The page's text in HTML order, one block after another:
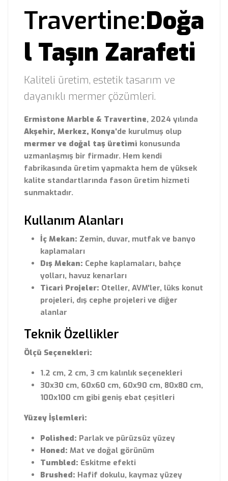
Travertine:Doğa
l Taşın Zarafeti
Kaliteli üretim, estetik tasarım ve
dayanıklı mermer çözümleri.
Ermistone Marble & Travertine, 2024 yılında
Akşehir, Merkez, Konya'de kurulmuş olup
mermer ve doğal taş üretimi konusunda
uzmanlaşmış bir firmadır. Hem kendi
fabrikasında üretim yapmakta hem de yüksek
kalite standartlarında fason üretim hizmeti
sunmaktadır.
Kullanım Alanları
İç Mekan: Zemin, duvar, mutfak ve banyo
kaplamaları
Dış Mekan: Cephe kaplamaları, bahçe
yolları, havuz kenarları
Ticari Projeler: Oteller, AVM'ler, lüks konut
projeleri, dış cephe projeleri ve diğer
alanlar
Teknik Özellikler
Ölçü Seçenekleri:
1.2 cm, 2 cm, 3 cm kalınlık seçenekleri
30x30 cm, 60x60 cm, 60x90 cm, 80x80 cm,
100x100 cm gibi geniş ebat çeşitleri
Yüzey İşlemleri:
Polished: Parlak ve pürüzsüz yüzey
Honed: Mat ve doğal görünüm
Tumbled: Eskitme efekti
Brushed: Hafif dokulu, kaymaz yüzey